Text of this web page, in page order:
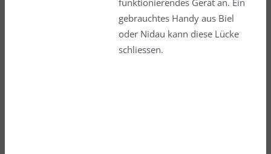
funktionierendes Gerät an. Ein
gebrauchtes Handy aus Biel
oder Nidau kann diese Lücke
schliessen.